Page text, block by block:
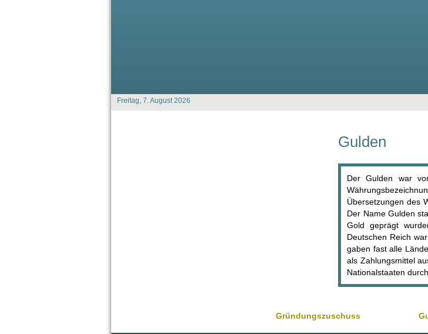
Freitag, 7. August 2026
Gulden
Der Gulden war
Übersetzungen des
Der Name Gulden
Gold geprägt
Deutschen Reich
gaben fast alle
als Zahlungsmittel
Nationalstaaten
Gründungszuschuss